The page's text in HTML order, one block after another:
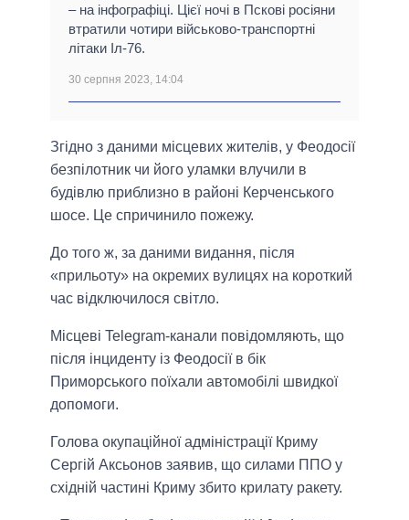
– на інфографіці. Цієї ночі в Пскові росіяни
втратили чотири військово-транспортні
літаки Іл-76.
30 серпня 2023, 14:04
Згідно з даними місцевих жителів, у Феодосії
безпілотник чи його уламки влучили в
будівлю приблизно в районі Керченського
шосе. Це спричинило пожежу.
До того ж, за даними видання, після
«прильоту» на окремих вулицях на короткий
час відключилося світло.
Місцеві Telegram-канали повідомляють, що
після інциденту із Феодосії в бік
Приморського поїхали автомобілі швидкої
допомоги.
Голова окупаційної адміністрації Криму
Сергій Аксьонов заявив, що силами ППО у
східній частині Криму збито крилату ракету.